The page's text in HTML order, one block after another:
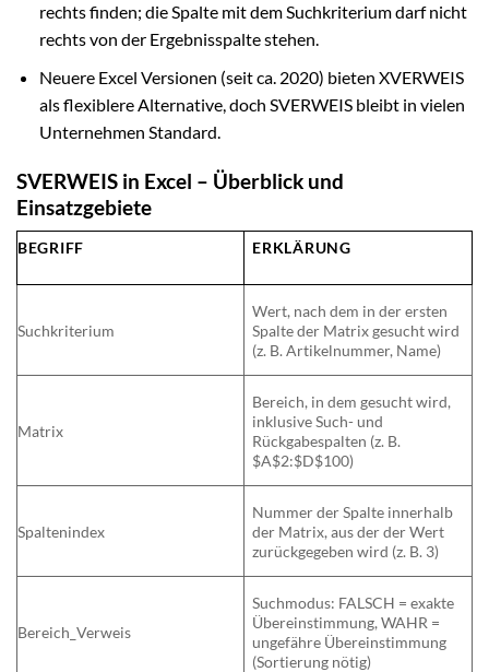
rechts finden; die Spalte mit dem Suchkriterium darf nicht
rechts von der Ergebnisspalte stehen.
Neuere Excel Versionen (seit ca. 2020) bieten XVERWEIS
als flexiblere Alternative, doch SVERWEIS bleibt in vielen
Unternehmen Standard.
SVERWEIS in Excel – Überblick und
Einsatzgebiete
BEGRIFF ERKLÄRUNG
Suchkriterium
Wert, nach dem in der ersten
Spalte der Matrix gesucht wird
(z. B. Artikelnummer, Name)
Matrix
Bereich, in dem gesucht wird,
inklusive Such- und
Rückgabespalten (z. B.
$A$2:$D$100)
Spaltenindex
Nummer der Spalte innerhalb
der Matrix, aus der der Wert
zurückgegeben wird (z. B. 3)
Bereich_Verweis
Suchmodus: FALSCH = exakte
Übereinstimmung, WAHR =
ungefähre Übereinstimmung
(Sortierung nötig)